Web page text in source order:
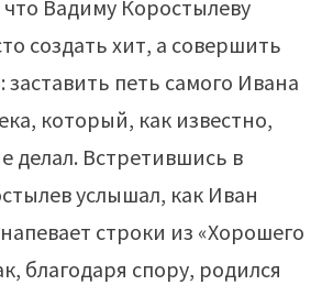
что Вадиму Коростылеву
создать хит, а совершить
заставить петь самого Ивана
который, как известно,
делал. Встретившись в
услышал, как Иван
строки из «Хорошего
благодаря спору, родился